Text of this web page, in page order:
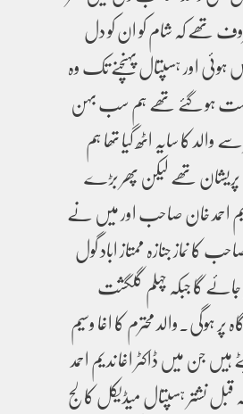
تھے کہ شام کو ان کو دل
اور ہسپتال پہنچنے تک وہ
ہو گئے تھے ہم سب بہن
کا سایہ اٹھ گیا تھا ہم
تھے لیکن پھر بڑے
احمد خان صاحب اور میں نے
کا نماز جنازہ ممتاز اباد گول
گا جبکہ چہلم گلگشت
پر ہوگی۔والد محترم کا اغا وسیم
جن میں ڈاکٹر اغا ندیم احمد
قبل نشتر ہسپتال میڈیکل کالج